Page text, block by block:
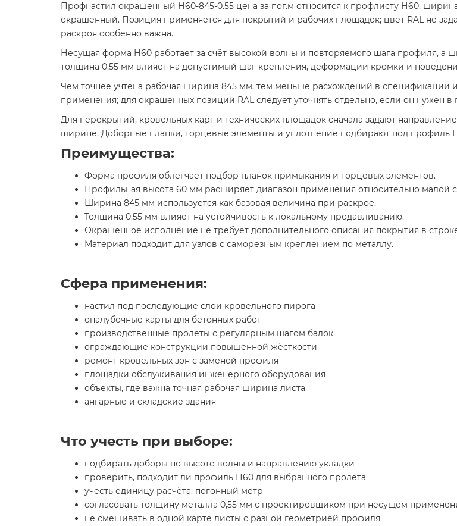
Профнастил окрашенный Н60-845-0.55 цена за пог.м относится к профлисту Н60:
окрашенный. Позиция применяется для покрытий и рабочих площадок; цвет RAL не
раскроя особенно важна.
Несущая форма Н60 работает за счёт высокой волны и повторяемого шага профиля, а
толщина 0,55 мм влияет на допустимый шаг крепления, деформации кромки и
Чем точнее учтена рабочая ширина 845 мм, тем меньше расхождений в спецификации
применения; для окрашенных позиций RAL следует уточнять отдельно, если он нужен в
Для перекрытий, кровельных карт и технических площадок сначала задают
ширине. Доборные планки, торцевые элементы и уплотнение подбирают под профиль
Преимущества:
Форма профиля облегчает подбор планок примыкания и торцевых элементов.
Профильная высота 60 мм расширяет диапазон применения относительно малой
Ширина 845 мм используется как базовая величина при раскрое.
Толщина 0,55 мм влияет на устойчивость к локальному продавливанию.
Окрашенное исполнение не требует дополнительного описания покрытия в строке
Материал подходит для узлов с саморезным креплением по металлу.
Сфера применения:
настил под последующие слои кровельного пирога
опалубочные карты для бетонных работ
производственные пролёты с регулярным шагом балок
ограждающие конструкции повышенной жёсткости
ремонт кровельных зон с заменой профиля
площадки обслуживания инженерного оборудования
объекты, где важна точная рабочая ширина листа
ангарные и складские здания
Что учесть при выборе:
подбирать доборы по высоте волны и направлению укладки
проверить, подходит ли профиль Н60 для выбранного пролёта
учесть единицу расчёта: погонный метр
согласовать толщину металла 0,55 мм с проектировщиком при несущем
не смешивать в одной карте листы с разной геометрией профиля